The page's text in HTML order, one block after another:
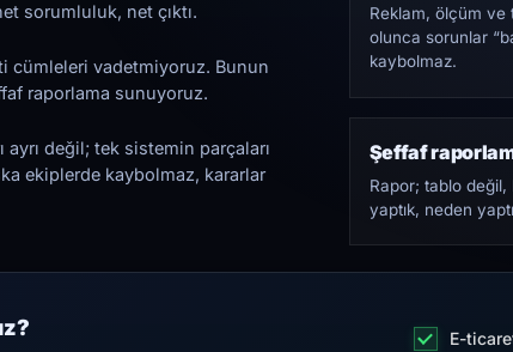
sorumluluk, net çıktı.
cümleleri vadetmiyoruz. Bunun
raporlama sunuyoruz.
ayrı değil; tek sistemin parçaları
ekiplerde kaybolmaz, kararlar
Reklam, ölçüm ve
olunca sorunlar
kaybolmaz.
Şeffaf
Rapor; tablo
yaptık, neden
E-